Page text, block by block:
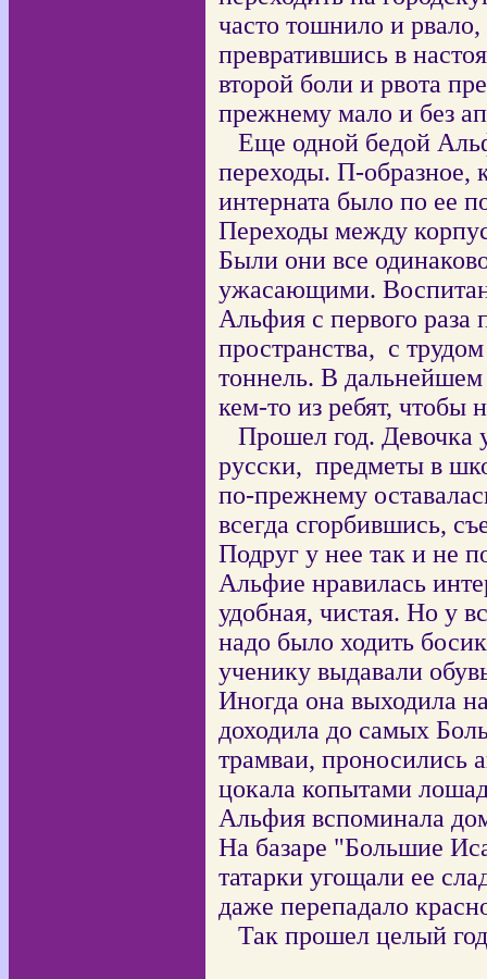
часто тошнило и рвало,
превратившись в
второй боли и рвота
прежнему мало и без
Еще одной бедой
переходы. П-образное,
интерната было по ее
Переходы между
Были они все
ужасающими.
Альфия с первого раза
пространства, с
тоннель. В дальнейшем
кем-то из ребят, чтобы
Прошел год. Девочка
русски, предметы в
по-прежнему
всегда сгорбившись,
Подруг у нее так и не
Альфие нравилась
удобная, чистая. Но у
надо было ходить
ученику выдавали
Иногда она выходила
доходила до самых
трамваи, проносились
цокала копытами
Альфия вспоминала
На базаре "Большие
татарки угощали ее
даже перепадало
Так прошел целый